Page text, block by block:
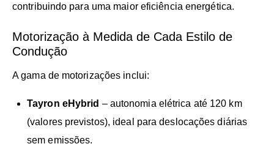
contribuindo para uma maior eficiência energética.
Motorização à Medida de Cada Estilo de
Condução
A gama de motorizações inclui:
Tayron eHybrid – autonomia elétrica até 120 km
(valores previstos), ideal para deslocações diárias
sem emissões.